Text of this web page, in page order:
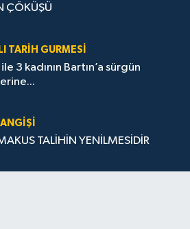
ÇÖKÜŞÜ
TARIH GURMESI
3 kadının Bartın’a sürgün
TALİHİN YENİLMESİDİR